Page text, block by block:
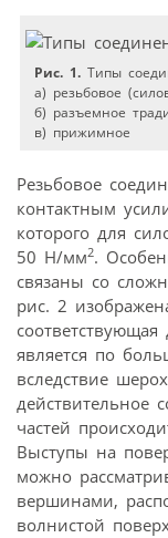
Рис. 1. Типы
а) резьбовое
б) разъемное
в) прижимное
Резьбовое
контактным
которого для
50 Н/мм2.
связаны со
рис. 2
является по
вследствие
действительное
частей
Выступы на
можно
вершинами,
волнистой